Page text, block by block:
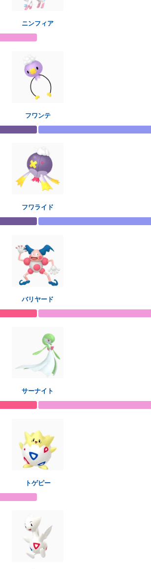
ニンフィア
フワンテ
フワライド
バリヤード
サーナイト
トゲピー